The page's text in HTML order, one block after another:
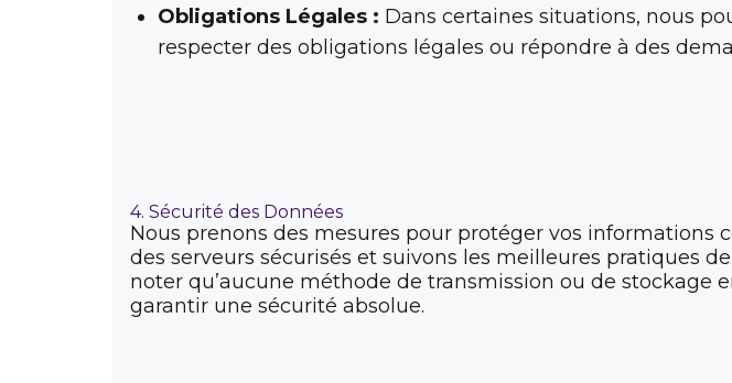
Obligations Légales : Dans certaines situations, nous
respecter des obligations légales ou répondre à des
4. Sécurité des Données
Nous prenons des mesures pour protéger vos informations
des serveurs sécurisés et suivons les meilleures pratiques
noter qu’aucune méthode de transmission ou de stockage
garantir une sécurité absolue.